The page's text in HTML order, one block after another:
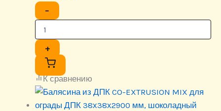
−
+
К сравнению